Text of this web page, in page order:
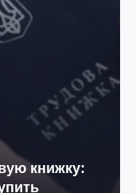
книжку: